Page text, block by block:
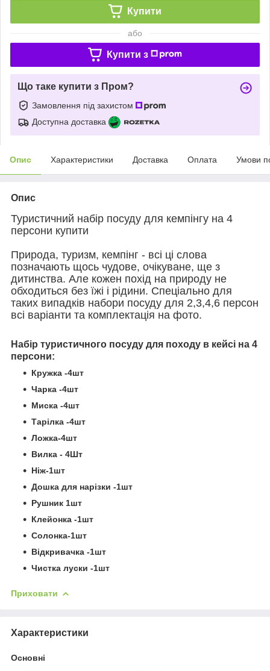
Купити
або
Купити з
Що таке купити з Пром?
Замовлення під захистом
Доступна доставка
Опис Характеристики Доставка Оплата Умови
Опис
Туристичний набір посуду для кемпінгу на 4
персони купити
Природа, туризм, кемпінг - всі ці слова
позначають щось чудове, очікуване, ще з
дитинства. Але кожен похід на природу не
обходиться без їжі і рідини. Спеціально для
таких випадків набори посуду для 2,3,4,6 персон
всі варіанти та комплектація на фото.
Набір туристичного посуду для походу в кейсі на 4
персони:
Кружка -4шт
Чарка -4шт
Миска -4шт
Тарілка -4шт
Ложка-4шт
Вилка - 4Шт
Ніж-1шт
Дошка для нарізки -1шт
Рушник 1шт
Клейонка -1шт
Солонка-1шт
Відкривачка -1шт
Чистка луски -1шт
Приховати
Характеристики
Основні